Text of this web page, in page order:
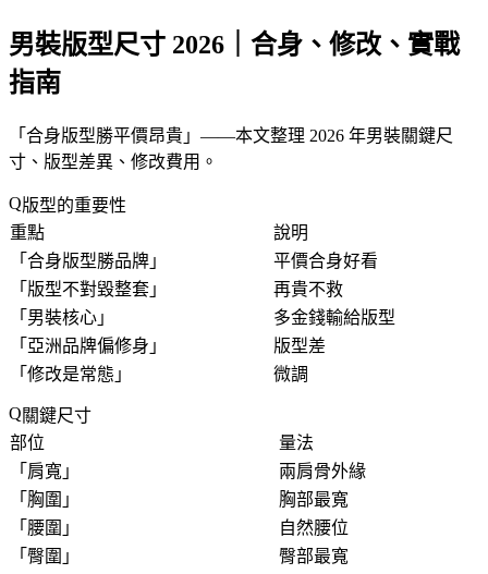
男裝版型尺寸 2026｜合身、修改、實戰
指南
「 合身版型勝平價昂貴 」——本文整理 2026 年男裝關鍵尺
寸、版型差異、修改費用。
版型的重要性
重點
說明
「 合身版型勝品牌 」
平價合身好看
「 版型不對毀整套 」
再貴不救
「 男裝核心 」
多金錢輸給版型
「 亞洲品牌偏修身 」
版型差
「 修改是常態 」 微調
關鍵尺寸
部位
量法
「 肩寬 」
兩肩骨外緣
「 胸圍 」
胸部最寬
「 腰圍 」
自然腰位
「 臀圍 」
臀部最寬